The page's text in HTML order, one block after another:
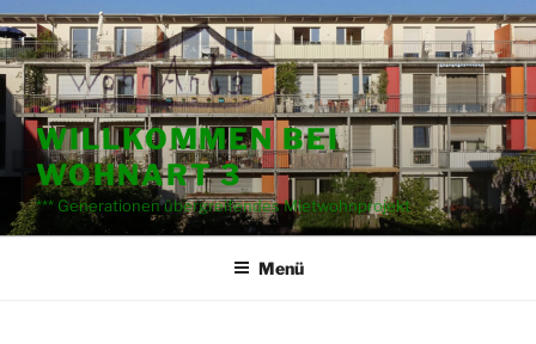
Zum
Inhalt
springen
WILLKOMMEN BEI
WOHNART 3
*** Generationen übergreifendes Mietwohnprojekt
Menü